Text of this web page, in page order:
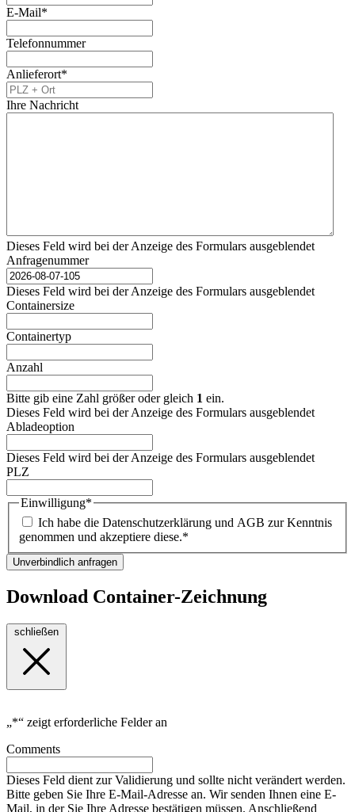
E-Mail*
Telefonnummer
Anlieferort*
Ihre Nachricht
Dieses Feld wird bei der Anzeige des Formulars ausgeblendet
Anfragenummer
Dieses Feld wird bei der Anzeige des Formulars ausgeblendet
Containersize
Containertyp
Anzahl
Bitte gib eine Zahl größer oder gleich 1 ein.
Dieses Feld wird bei der Anzeige des Formulars ausgeblendet
Abladeoption
Dieses Feld wird bei der Anzeige des Formulars ausgeblendet
PLZ
Einwilligung*
Ich habe die Datenschutzerklärung und AGB zur Kenntnis
genommen und akzeptiere diese.*
Unverbindlich anfragen
Download Container-Zeichnung
„*“ zeigt erforderliche Felder an
Comments
Dieses Feld dient zur Validierung und sollte nicht verändert werden.
Bitte geben Sie Ihre E-Mail-Adresse an. Wir senden Ihnen eine E-
Mail, in der Sie Ihre Adresse bestätigen müssen. Anschließend